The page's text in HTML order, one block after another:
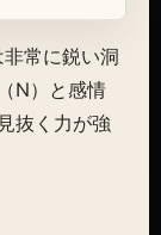
常に鋭い洞
N）と感情
抜く力が強